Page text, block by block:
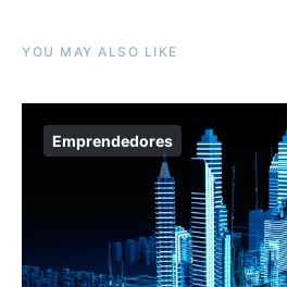
YOU MAY ALSO LIKE
Emprendedores